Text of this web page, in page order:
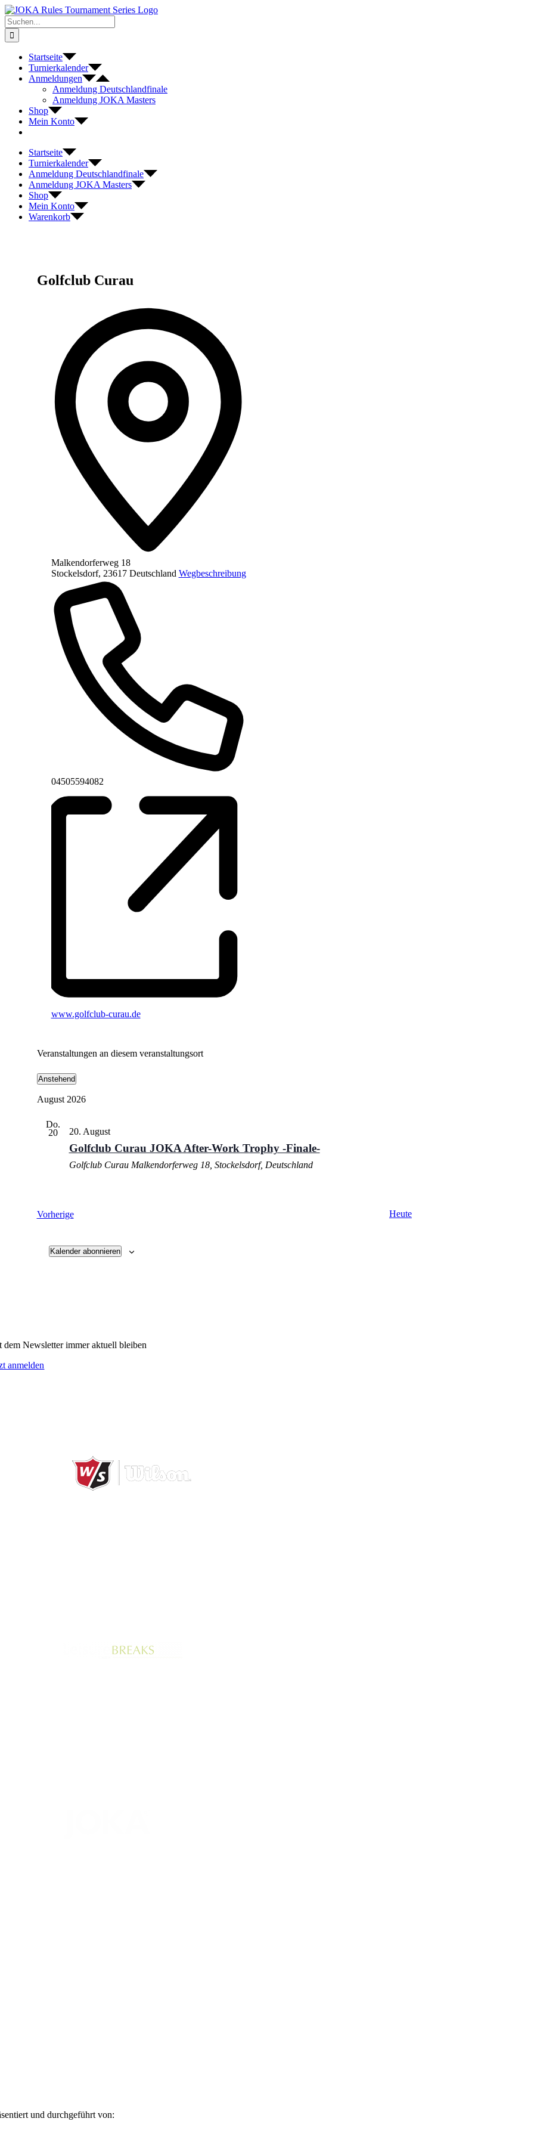
Zum
Inhalt
springen
Suche
nach:
Startseite
Turnierkalender
Anmeldungen
Anmeldung Deutschlandfinale
Anmeldung JOKA Masters
Shop
Mein Konto
Startseite
Turnierkalender
Anmeldung Deutschlandfinale
Anmeldung JOKA Masters
Shop
Mein Konto
Warenkorb
Golfclub Curau
Malkendorferweg 18
Stockelsdorf, 23617 Deutschland Wegbeschreibung
Telefon
04505594082
Webseite
www.golfclub-curau.de
Veranstaltungen an diesem veranstaltungsort
Anstehend
wählen.
August 2026
Do.
20
20. August
Golfclub Curau JOKA After-Work Trophy -Finale-
Golfclub Curau Malkendorferweg 18, Stockelsdorf, Deutschland
VorherigeVeranstaltungen Heute
Kalender abonnieren
dem Newsletter immer aktuell bleiben
anmelden
und durchgeführt von: